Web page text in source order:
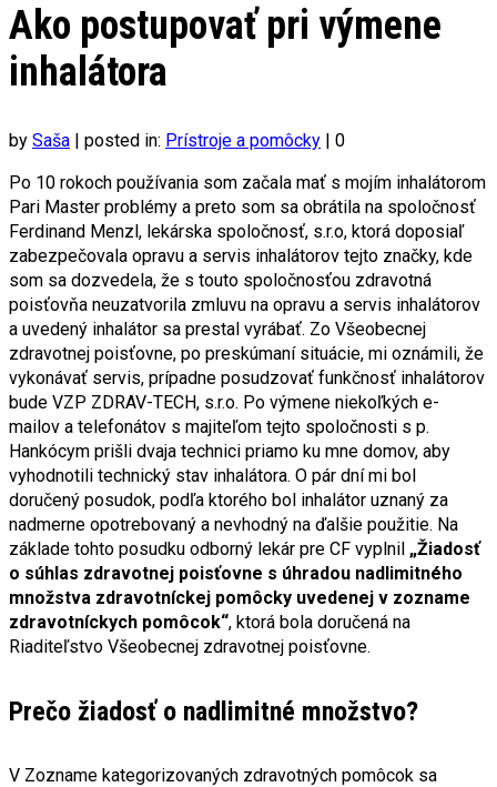
Ako postupovať pri výmene
inhalátora
by Saša | posted in: Prístroje a pomôcky | 0
Po 10 rokoch používania som začala mať s mojím inhalátorom
Pari Master problémy a preto som sa obrátila na spoločnosť
Ferdinand Menzl, lekárska spoločnosť, s.r.o, ktorá doposiaľ
zabezpečovala opravu a servis inhalátorov tejto značky, kde
som sa dozvedela, že s touto spoločnosťou zdravotná
poisťovňa neuzatvorila zmluvu na opravu a servis inhalátorov
a uvedený inhalátor sa prestal vyrábať. Zo Všeobecnej
zdravotnej poisťovne, po preskúmaní situácie, mi oznámili, že
vykonávať servis, prípadne posudzovať funkčnosť inhalátorov
bude VZP ZDRAV-TECH, s.r.o. Po výmene niekoľkých e-
mailov a telefonátov s majiteľom tejto spoločnosti s p.
Hankócym prišli dvaja technici priamo ku mne domov, aby
vyhodnotili technický stav inhalátora. O pár dní mi bol
doručený posudok, podľa ktorého bol inhalátor uznaný za
nadmerne opotrebovaný a nevhodný na ďalšie použitie. Na
základe tohto posudku odborný lekár pre CF vyplnil „Žiadosť
o súhlas zdravotnej poisťovne s úhradou nadlimitného
množstva zdravotníckej pomôcky uvedenej v zozname
zdravotníckych pomôcok“, ktorá bola doručená na
Riaditeľstvo Všeobecnej zdravotnej poisťovne.
Prečo žiadosť o nadlimitné množstvo?
V Zozname kategorizovaných zdravotných pomôcok sa